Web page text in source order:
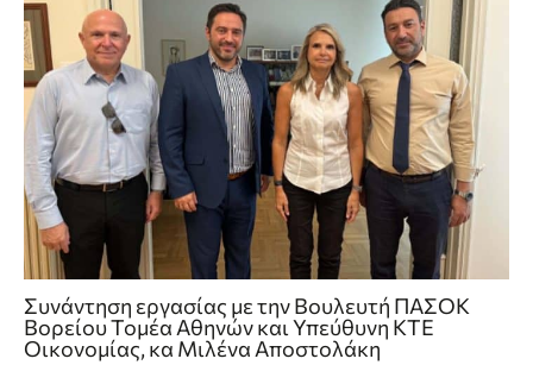
Συνάντηση εργασίας με την Βουλευτή ΠΑΣΟΚ
Βορείου Τομέα Αθηνών και Υπεύθυνη ΚΤΕ
Οικονομίας, κα Μιλένα Αποστολάκη